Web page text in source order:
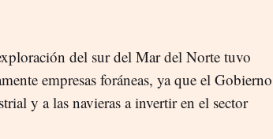
del sur del Mar del Norte tuvo
empresas foráneas, ya que el Gobierno
y a las navieras a invertir en el sector